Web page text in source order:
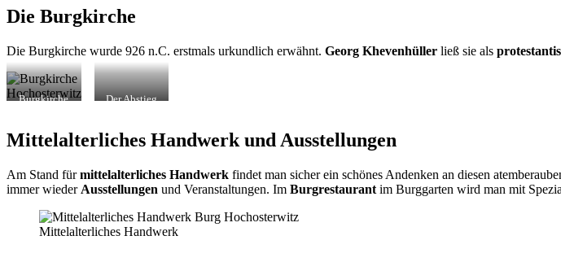
Die Burgkirche
Die Burgkirche wurde 926 n.C. erstmals urkundlich erwähnt. Georg Khevenhüller ließ sie als
Burgkirche
Der Abstieg
Mittelalterliches Handwerk und Ausstellungen
Am Stand fürmittelalterliches Handwerk findet man sicher ein schönes Andenken an diesen
immer wieder Ausstellungen und Veranstaltungen. Im Burgrestaurant im Burggarten wird man mit
Mittelalterliches Handwerk